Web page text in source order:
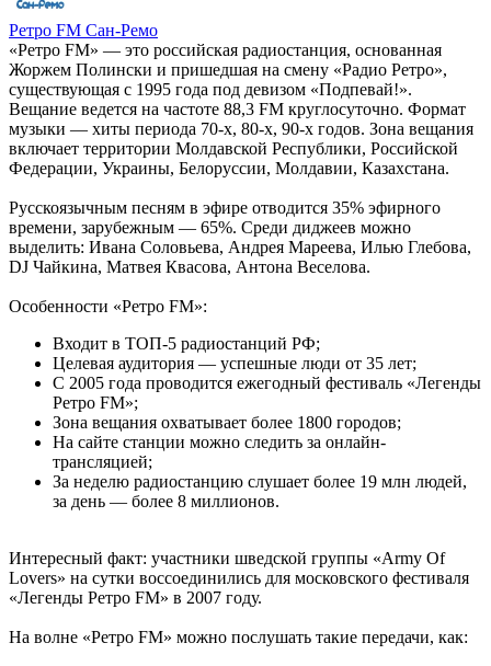
Ретро FM Сан-Ремо
«Ретро FM» — это российская радиостанция, основанная
Жоржем Полински и пришедшая на смену «Радио Ретро»,
существующая с 1995 года под девизом «Подпевай!».
Вещание ведется на частоте 88,3 FM круглосуточно. Формат
музыки — хиты периода 70-х, 80-х, 90-х годов. Зона вещания
включает территории Молдавской Республики, Российской
Федерации, Украины, Белоруссии, Молдавии, Казахстана.
Русскоязычным песням в эфире отводится 35% эфирного
времени, зарубежным — 65%. Среди диджеев можно
выделить: Ивана Соловьева, Андрея Мареева, Илью Глебова,
DJ Чайкина, Матвея Квасова, Антона Веселова.
Особенности «Ретро FM»:
Входит в ТОП-5 радиостанций РФ;
Целевая аудитория — успешные люди от 35 лет;
С 2005 года проводится ежегодный фестиваль «Легенды
Ретро FM»;
Зона вещания охватывает более 1800 городов;
На сайте станции можно следить за онлайн-
трансляцией;
За неделю радиостанцию слушает более 19 млн людей,
за день — более 8 миллионов.
Интересный факт: участники шведской группы «Army Of
Lovers» на сутки воссоединились для московского фестиваля
«Легенды Ретро FM» в 2007 году.
На волне «Ретро FM» можно послушать такие передачи, как: